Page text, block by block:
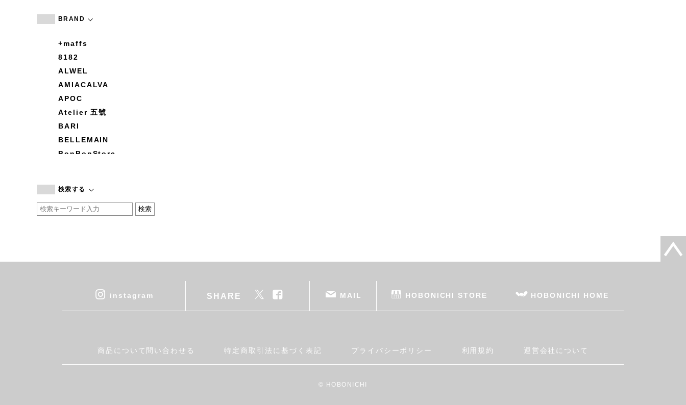
BRAND
+maffs
8182
ALWEL
AMIACALVA
APOC
Atelier 五號
BARI
BELLEMAIN
BonBonStore
by basics
CATWORTH
cohan
DEAN & DELUCA
Fatima Morocco
検索する
instagram SHARE MAIL HOBONICHI STORE HOBONICHI HOME
商品について問い合わせる 特定商取引法に基づく表記 プライバシーポリシー 利用規約 運営会社について
© HOBONICHI